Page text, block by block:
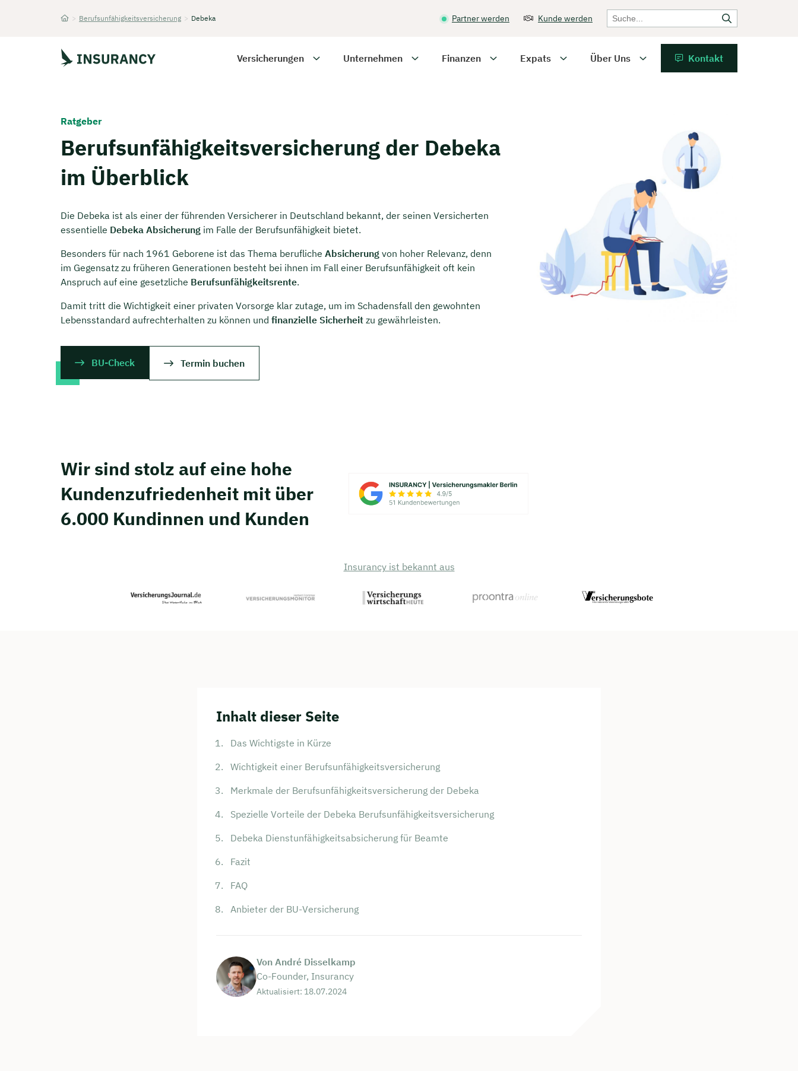
> Berufsunfähigkeitsversicherung > Debeka Partner werden Kunde werden
Versicherungen Unternehmen Finanzen Expats Über Uns Kontakt
Ratgeber
Berufsunfähigkeitsversicherung der Debeka
im Überblick
Die Debeka ist als einer der führenden Versicherer in Deutschland bekannt, der seinen Versicherten
essentielle Debeka Absicherung im Falle der Berufsunfähigkeit bietet.
Besonders für nach 1961 Geborene ist das Thema berufliche Absicherung von hoher Relevanz, denn
im Gegensatz zu früheren Generationen besteht bei ihnen im Fall einer Berufsunfähigkeit oft kein
Anspruch auf eine gesetzliche Berufsunfähigkeitsrente.
Damit tritt die Wichtigkeit einer privaten Vorsorge klar zutage, um im Schadensfall den gewohnten
Lebensstandard aufrechterhalten zu können und finanzielle Sicherheit zu gewährleisten.
BU-Check Termin buchen
Wir sind stolz auf eine hohe
Kunden­zufriedenheit mit über
6.000 Kundinnen und Kunden
Insurancy ist bekannt aus
Inhalt dieser Seite
Das Wichtigste in Kürze
Wichtigkeit einer Berufsunfähigkeitsversicherung
Merkmale der Berufsunfähigkeitsversicherung der Debeka
Spezielle Vorteile der Debeka Berufsunfähigkeitsversicherung
Debeka Dienstunfähigkeitsabsicherung für Beamte
Fazit
FAQ
Anbieter der BU-Versicherung
Von André Disselkamp
Co-Founder, Insurancy
Aktualisiert: 18.07.2024